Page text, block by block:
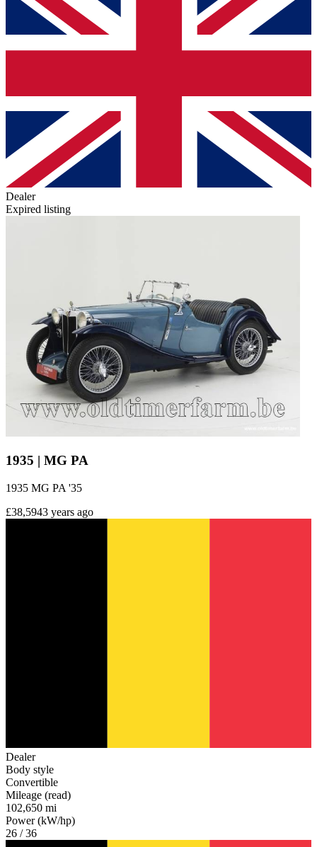
Dealer
Expired listing
1935 | MG PA
1935 MG PA '35
£38,5943 years ago
Dealer
Body style
Convertible
Mileage (read)
102,650 mi
Power (kW/hp)
26 / 36